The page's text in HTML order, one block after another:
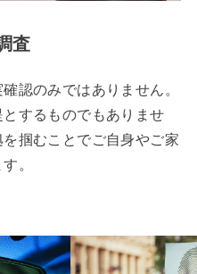
査
認のみではありません。
するものでもありませ
掴むことでご自身やご家
。